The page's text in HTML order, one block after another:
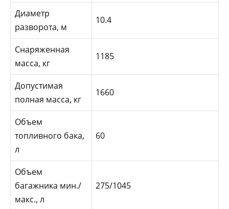
Диаметр
разворота, м
10.4
Снаряженная
масса, кг
1185
Допустимая
полная масса, кг
1660
Объем
топливного бака,
л
60
Объем
багажника мин./
макс., л
275/1045